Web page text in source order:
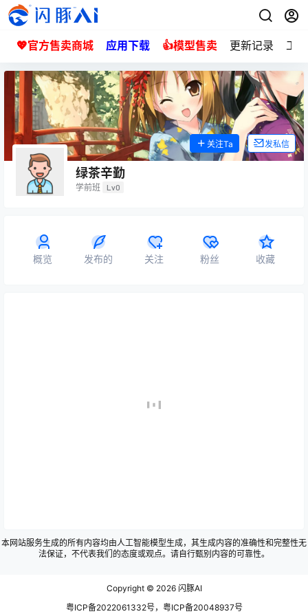
💖官方售卖商城 应用下载 👍模型售卖 更新记录 工
绿茶辛勤
学前班 Lv0
关注Ta 发私信
概览 发布的 关注 粉丝 收藏
本网站服务生成的所有内容均由人工智能模型生成，其生成内容的准确性和完整性无
法保证，不代表我们的态度或观点。请自行甄别内容的可靠性。
Copyright © 2026闪豚AI
粤ICP备2022061332号，粤ICP备20048937号